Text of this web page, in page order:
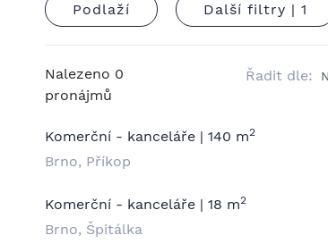
Podlaží Další filtry | 1
Nalezeno 0
pronájmů
Řadit dle:
Komerční - kanceláře | 140 m2
Brno, Příkop
Komerční - kanceláře | 18 m2
Brno, Špitálka